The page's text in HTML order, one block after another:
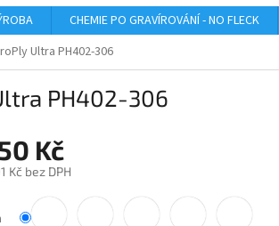
CHEMIE PO GRAVÍROVÁNÍ - NO FLECK
Ultra PH402-306
PH402-306
Kč
Kč bez DPH